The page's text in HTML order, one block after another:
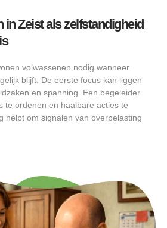
in Zeist als zelfstandigheid
volwassenen nodig wanneer
blijft. De eerste focus kan liggen
en spanning. Een begeleider
te ordenen en haalbare acties te
helpt om signalen van overbelasting